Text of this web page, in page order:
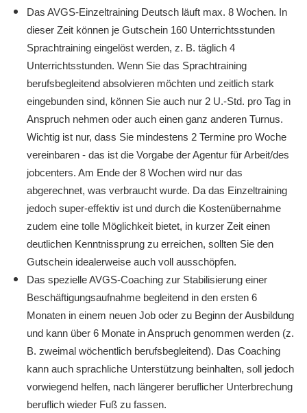
Das AVGS-Einzeltraining Deutsch läuft max. 8 Wochen. In
dieser Zeit können je Gutschein 160 Unterrichtsstunden
Sprachtraining eingelöst werden, z. B. täglich 4
Unterrichtsstunden. Wenn Sie das Sprachtraining
berufsbegleitend absolvieren möchten und zeitlich stark
eingebunden sind, können Sie auch nur 2 U.-Std. pro Tag in
Anspruch nehmen oder auch einen ganz anderen Turnus.
Wichtig ist nur, dass Sie mindestens 2 Termine pro Woche
vereinbaren - das ist die Vorgabe der Agentur für Arbeit/des
jobcenters. Am Ende der 8 Wochen wird nur das
abgerechnet, was verbraucht wurde. Da das Einzeltraining
jedoch super-effektiv ist und durch die Kostenübernahme
zudem eine tolle Möglichkeit bietet, in kurzer Zeit einen
deutlichen Kenntnissprung zu erreichen, sollten Sie den
Gutschein idealerweise auch voll ausschöpfen.
Das spezielle AVGS-Coaching zur Stabilisierung einer
Beschäftigungsaufnahme begleitend in den ersten 6
Monaten in einem neuen Job oder zu Beginn der Ausbildung
und kann über 6 Monate in Anspruch genommen werden (z.
B. zweimal wöchentlich berufsbegleitend). Das Coaching
kann auch sprachliche Unterstützung beinhalten, soll jedoch
vorwiegend helfen, nach längerer beruflicher Unterbrechung
beruflich wieder Fuß zu fassen.